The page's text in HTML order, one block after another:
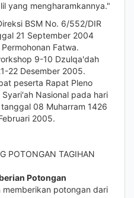
yang mengharamkannya."
BSM No. 6/552/DIR
21 September 2004
Fatwa.
9-10 Dzulqa'dah
22 Desember 2005.
peserta Rapat Pleno
Syari'ah Nasional pada hari
tanggal 08 Muharram 1426
2005.
POTONGAN TAGIHAN
Potongan
memberikan potongan dari